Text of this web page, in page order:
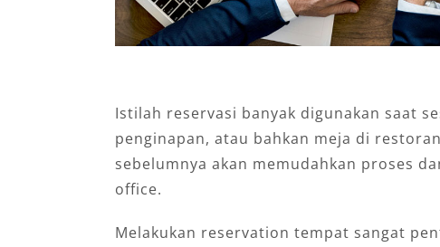
Istilah reservasi banyak digunakan saat
penginapan, atau bahkan meja di
sebelumnya akan memudahkan proses
office.
Melakukan reservation tempat sangat